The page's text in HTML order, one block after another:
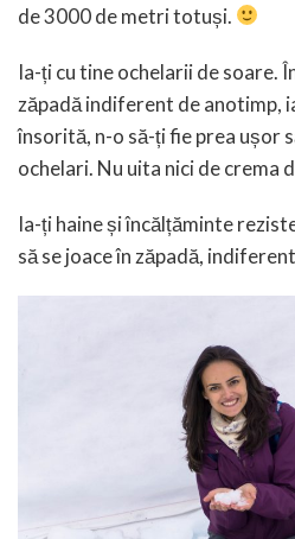
de 3000 de metri totuși.
Ia-ți cu tine ochelarii de soare.
zăpadă indiferent de anotimp,
însorită, n-o să-ți fie prea ușor
ochelari. Nu uita nici de crema
Ia-ți haine și încălțăminte
să se joace în zăpadă,